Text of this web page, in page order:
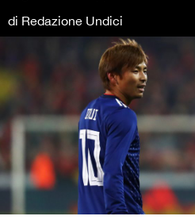
di Redazione Undici